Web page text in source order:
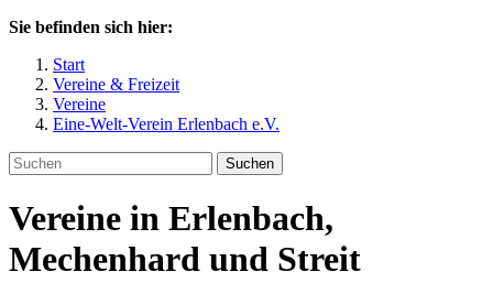
Sie befinden sich hier:
Start
Vereine & Freizeit
Vereine
Eine-Welt-Verein Erlenbach e.V.
Suchen
Vereine in Erlenbach,
Mechenhard und Streit